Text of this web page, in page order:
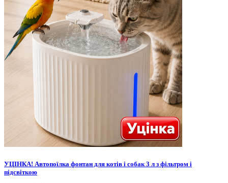
УЦІНКА! Автопоїлка фонтан для котів і собак 3 л з фільтром і
підсвіткою